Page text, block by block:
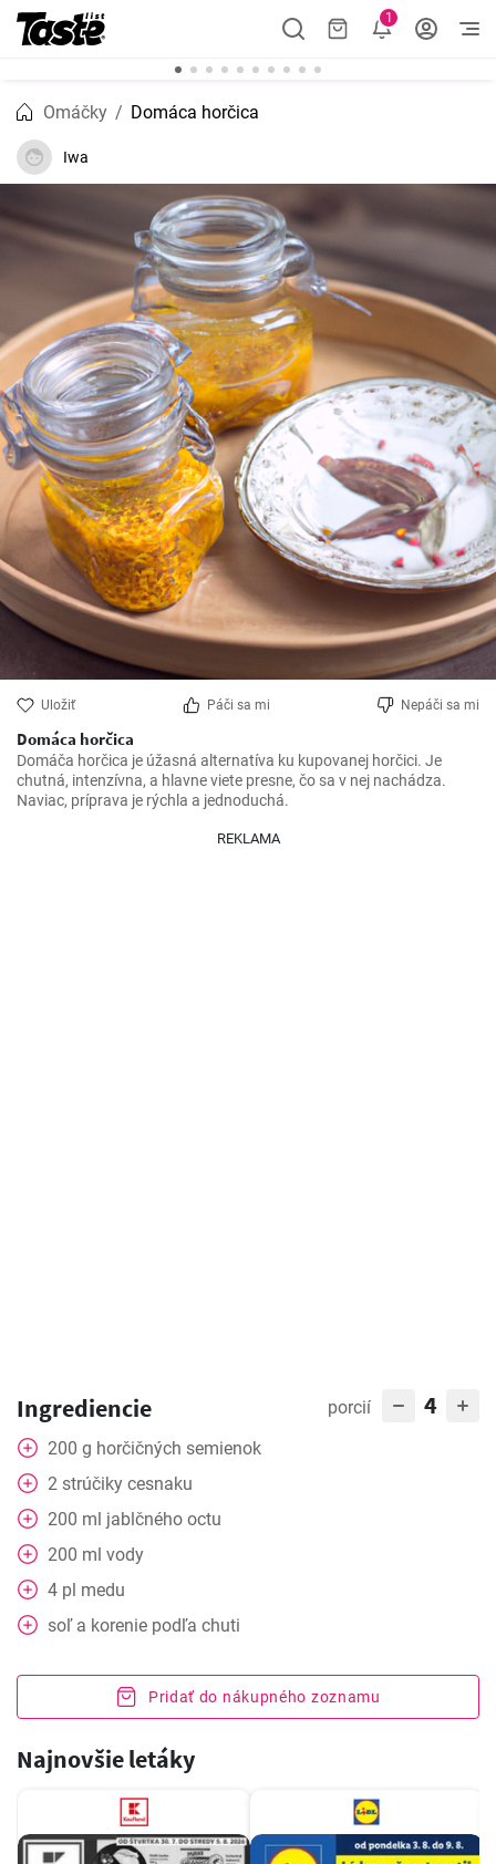
1
Omáčky Domáca horčica
Iwa
Uložiť Páči sa mi Nepáči sa mi
Domáca horčica
Domáča horčica je úžasná alternatíva ku kupovanej horčici. Je
chutná, intenzívna, a hlavne viete presne, čo sa v nej nachádza.
Naviac, príprava je rýchla a jednoduchá.
REKLAMA
Ingrediencie porcií 4
200 g horčičných semienok
2 strúčiky cesnaku
200 ml jablčného octu
200 ml vody
4 pl medu
soľ a korenie podľa chuti
Pridať do nákupného zoznamu
Najnovšie letáky